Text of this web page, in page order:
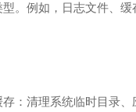
。例如，日志文件、
：清理系统临时目录